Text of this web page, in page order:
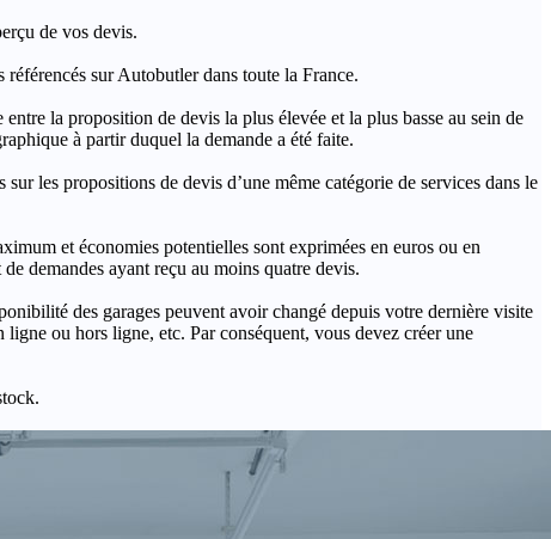
de vos devis.
sur Autobutler dans toute la France.
la proposition de devis la plus élevée et la plus basse au sein de
à partir duquel la demande a été faite.
les propositions de devis d’une même catégorie de services dans le
et économies potentielles sont exprimées en euros ou en
demandes ayant reçu au moins quatre devis.
des garages peuvent avoir changé depuis votre dernière visite
ou hors ligne, etc. Par conséquent, vous devez créer une